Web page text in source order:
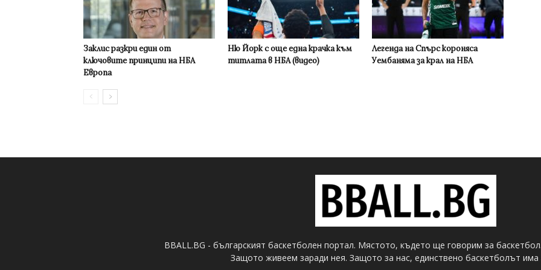
Заклис разкри един от
ключовите принципи на НБА
Европа
Ню Йорк с още една крачка към
титлата в НБА (видео)
Легенда на Спърс короняса
Уембаняма за крал на НБА
BBALL.BG - българският баскетболен портал. Мястото, където ще говорим за
Защото живеем заради нея. Защото за нас, единствено баскетболът има